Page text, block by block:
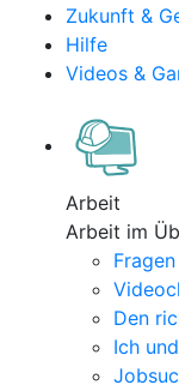
Zukunft &
Hilfe
Videos &
Arbeit
Arbeit im
Den
Ich